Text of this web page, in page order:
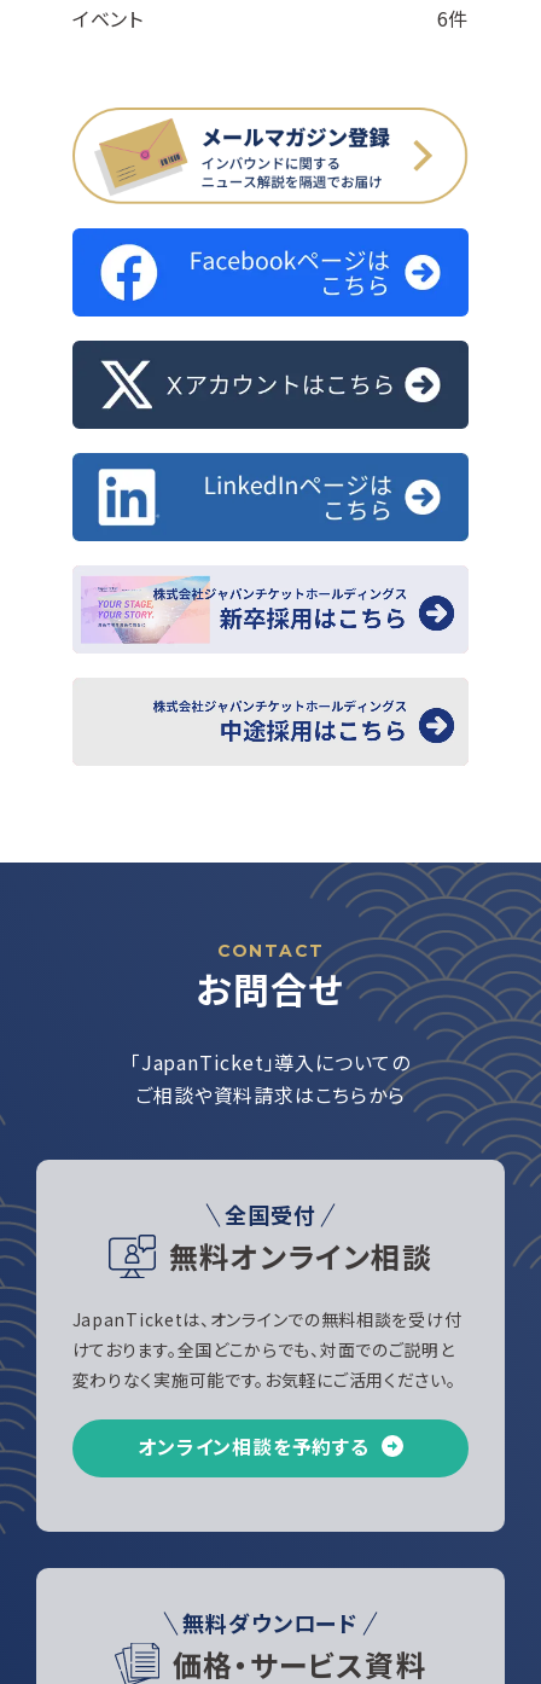
イベント 6件
CONTACT
お問合せ
「JapanTicket」導入についての
ご相談や資料請求はこちらから
全国受付
無料オンライン相談
JapanTicketは、オンラインでの無料相談を受け付
けております。全国どこからでも、対面でのご説明と
変わりなく実施可能です。お気軽にご活用ください。
オンライン相談を予約する
無料ダウンロード
価格・サービス資料